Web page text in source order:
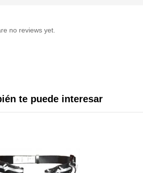
no reviews yet.
te puede interesar